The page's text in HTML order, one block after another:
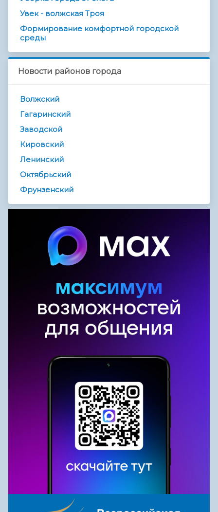
Увек - волжская Троя
Формирование комфортной городской
среды
Новости районов города
Волжский
Гагаринский
Заводской
Кировский
Ленинский
Октябрьский
Фрунзенский